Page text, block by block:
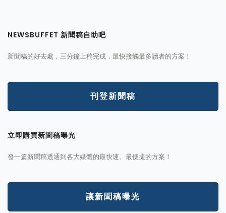
NEWSBUFFET 新聞稿自助吧
新聞稿的好去處，三分鐘上稿完成，最快接觸最多讀者的方案！
刊登新聞稿
立即購買新聞稿曝光
發一篇新聞稿透通到各大媒體的最快速、最便捷的方案！
讓新聞稿曝光